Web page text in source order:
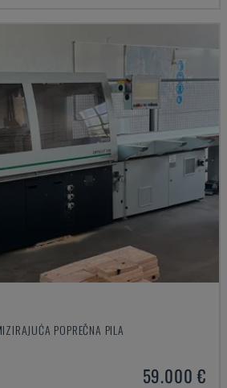
POPREČNA PILA
59.000 €